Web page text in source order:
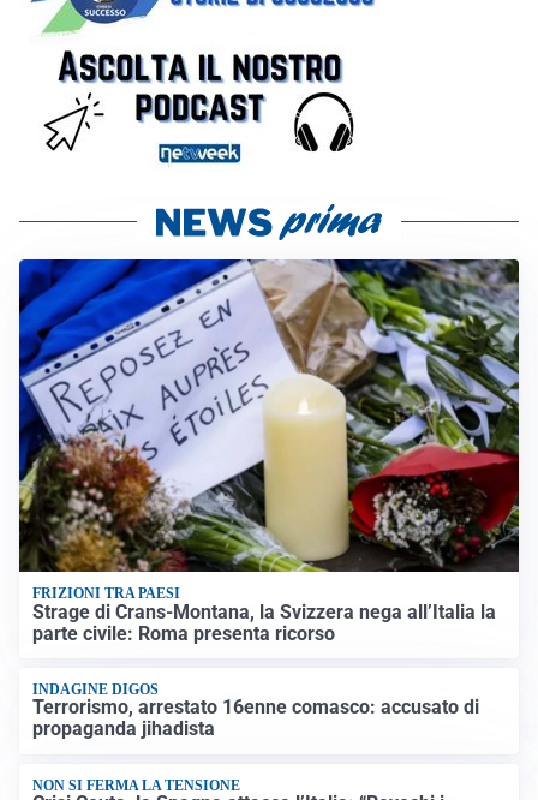
FRIZIONI TRA PAESI
Strage di Crans-Montana, la Svizzera nega all’Italia la
parte civile: Roma presenta ricorso
INDAGINE DIGOS
Terrorismo, arrestato 16enne comasco: accusato di
propaganda jihadista
NON SI FERMA LA TENSIONE